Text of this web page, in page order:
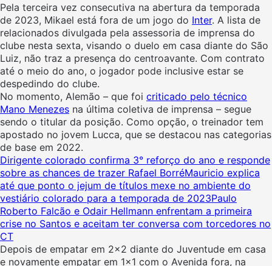
Pela terceira vez consecutiva na abertura da temporada
de 2023, Mikael está fora de um jogo do Inter. A lista de
relacionados divulgada pela assessoria de imprensa do
clube nesta sexta, visando o duelo em casa diante do São
Luiz, não traz a presença do centroavante. Com contrato
até o meio do ano, o jogador pode inclusive estar se
despedindo do clube.
No momento, Alemão – que foi criticado pelo técnico
Mano Menezes na última coletiva de imprensa – segue
sendo o titular da posição. Como opção, o treinador tem
apostado no jovem Lucca, que se destacou nas categorias
de base em 2022.
Dirigente colorado confirma 3° reforço do ano e responde
sobre as chances de trazer Rafael BorréMauricio explica
até que ponto o jejum de títulos mexe no ambiente do
vestiário colorado para a temporada de 2023Paulo
Roberto Falcão e Odair Hellmann enfrentam a primeira
crise no Santos e aceitam ter conversa com torcedores no
CT
Depois de empatar em 2×2 diante do Juventude em casa
e novamente empatar em 1×1 com o Avenida fora, na